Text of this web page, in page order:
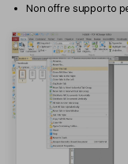
Non offre supporto